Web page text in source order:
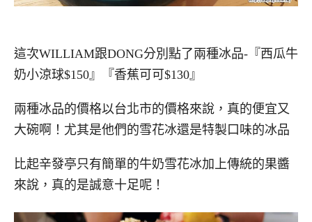
這次WILLIAM跟DONG分別點了兩種冰品-『西瓜牛
奶小涼球$150』『香蕉可可$130』
兩種冰品的價格以台北市的價格來說，真的便宜又
大碗啊！尤其是他們的雪花冰還是特製口味的冰品
比起辛發亭只有簡單的牛奶雪花冰加上傳統的果醬
來說，真的是誠意十足呢！